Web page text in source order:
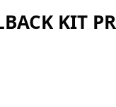
KIT